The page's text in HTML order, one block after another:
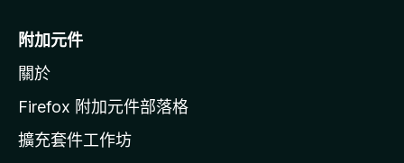
o
i
l
a
附加元件
關於
Firefox 附加元件部落格
擴充套件工作坊